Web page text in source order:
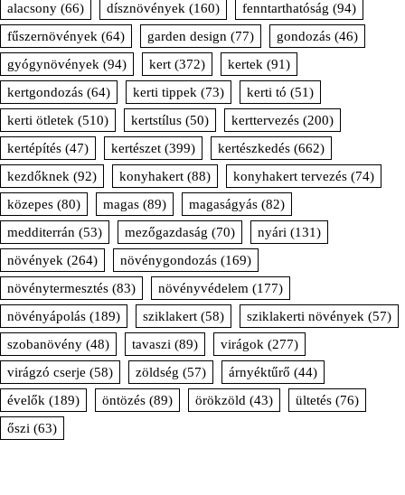
alacsony (66) dísznövények (160) fenntarthatóság (94)
fűszernövények (64) garden design (77) gondozás (46)
gyógynövények (94) kert (372) kertek (91)
kertgondozás (64) kerti tippek (73) kerti tó (51)
kerti ötletek (510) kertstílus (50) kerttervezés (200)
kertépítés (47) kertészet (399) kertészkedés (662)
kezdőknek (92) konyhakert (88) konyhakert tervezés (74)
közepes (80) magas (89) magaságyás (82)
medditerrán (53) mezőgazdaság (70) nyári (131)
növények (264) növénygondozás (169)
növénytermesztés (83) növényvédelem (177)
növényápolás (189) sziklakert (58) sziklakerti növények (57)
szobanövény (48) tavaszi (89) virágok (277)
virágzó cserje (58) zöldség (57) árnyéktűrő (44)
évelők (189) öntözés (89) örökzöld (43) ültetés (76)
őszi (63)